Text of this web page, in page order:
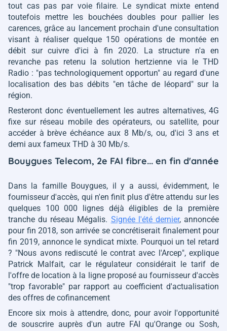
tout cas pas par voie filaire. Le syndicat mixte entend
toutefois mettre les bouchées doubles pour pallier les
carences, grâce au lancement prochain d'une consultation
visant à réaliser quelque 150 opérations de montée en
débit sur cuivre d'ici à fin 2020. La structure n'a en
revanche pas retenu la solution hertzienne via le THD
Radio : "pas technologiquement opportun" au regard d'une
localisation des bas débits "en tâche de léopard"sur la
région.
Resteront donc éventuellement les autres alternatives, 4G
fixe sur réseau mobile des opérateurs, ou satellite, pour
accéder à brève échéance aux 8 Mb/s, ou, d'ici 3 ans et
demi aux fameux THD à 30 Mb/s.
Bouygues Telecom, 2e FAI fibre... en fin d'année
Dans la famille Bouygues, il y a aussi, évidemment, le
fournisseur d'accès, qui n'en finit plus d'être attendu sur les
quelques 100 000 lignes déjà éligibles de la première
tranche du réseau Mégalis. Signée l'été dernier, annoncée
pour fin 2018, son arrivée se concrétiserait finalement pour
fin 2019, annonce le syndicat mixte. Pourquoi un tel retard
? "Nous avons rediscuté le contrat avec l'Arcep", explique
Patrick Malfait, car le régulateur considérait le tarif de
l'offre de location à la ligne proposé au fournisseur d'accès
"trop favorable" par rapport au coefficient d'actualisation
des offres de cofinancement
Encore six mois à attendre, donc, pour avoir l'opportunité
de souscrire auprès d'un autre FAI qu'Orange ou Sosh,